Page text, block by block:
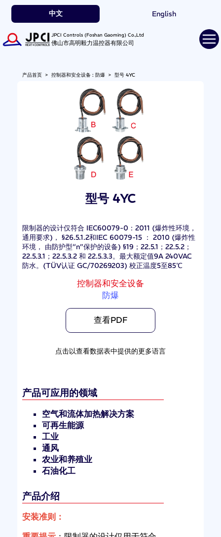
中文 English
JPCI Controls (Foshan Gaoming) Co.,Ltd
佛山市高明毅力温控器有限公司
产品首页> 控制器和安全设备 : 防爆> 型号 4YC
型号 4YC
限制器的设计仅符合 IEC60079-0：2011 (爆炸性环境，
通用要求)， §26.5.1.2和IEC 60079-15 ： 2010 (爆炸性
环境， 由防护型“n”保护的设备) §19；22.5.1；22.5.2；
22.5.3.1；22.5.3.2 和 22.5.3.3。最大额定值9A 240VAC
防水。(TÜV认证 GC/70269203) 校正温度5至85℃
控制器和安全设备
防爆
查看PDF
点击以查看数据表中提供的更多语言
产品可应用的领域
空气和流体加热解决方案
可再生能源
工业
通风
农业和养殖业
石油化工
产品介绍
安装准则：